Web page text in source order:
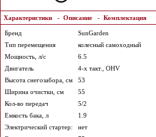
Характеристики- Описание- Комплектация
Бренд
SunGarden
Тип перемещения
колесный самоходный
Мощность, л/с
6.5
Двигатель
4-х такт., OHV
Высота снегозабора, см
53
Ширина очистки, см
55
Кол-во передач
5/2
Емкость бака, л
1.9
Электрический стартер:
нет